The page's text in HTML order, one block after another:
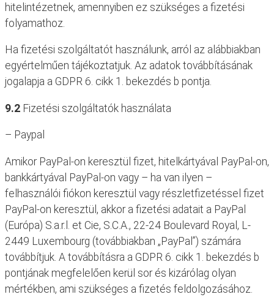
hitelintézetnek, amennyiben ez szükséges a fizetési
folyamathoz.
Ha fizetési szolgáltatót használunk, arról az alábbiakban
egyértelműen tájékoztatjuk. Az adatok továbbításának
jogalapja a GDPR 6. cikk 1. bekezdés b pontja.
9.2 Fizetési szolgáltatók használata
– Paypal
Amikor PayPal-on keresztül fizet, hitelkártyával PayPal-on,
bankkártyával PayPal-on vagy – ha van ilyen –
felhasználói fiókon keresztül vagy részletfizetéssel fizet
PayPal-on keresztül, akkor a fizetési adatait a PayPal
(Európa) S.a.r.l. et Cie, S.C.A., 22-24 Boulevard Royal, L-
2449 Luxembourg (továbbiakban „PayPal”) számára
továbbítjuk. A továbbításra a GDPR 6. cikk 1. bekezdés b
pontjának megfelelően kerül sor és kizárólag olyan
mértékben, ami szükséges a fizetés feldolgozásához.